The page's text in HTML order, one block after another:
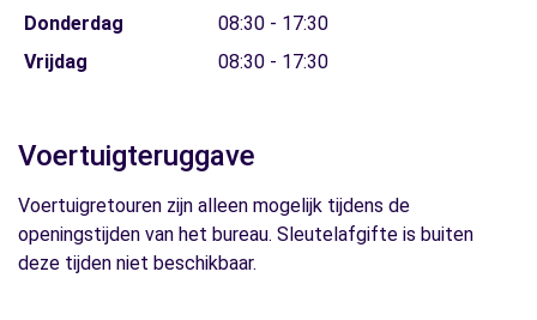
Donderdag
08:30 - 17:30
Vrijdag
08:30 - 17:30
Voertuigteruggave
Voertuigretouren zijn alleen mogelijk tijdens de
openingstijden van het bureau. Sleutelafgifte is buiten
deze tijden niet beschikbaar.